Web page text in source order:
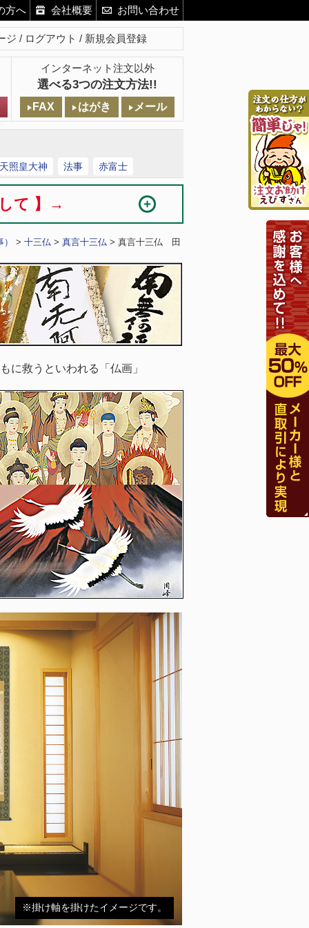
方へ 会社概要 お問い合わせ
ジ ログアウト 新規会員登録
インターネット注文以外
選べる3つの注文方法!!
FAX はがき メール
照皇大神 法事 赤富士
して 】→
> 十三仏 > 真言十三仏 > 真言十三仏 田
に救うといわれる「仏画」
※掛け軸を掛けたイメージです。